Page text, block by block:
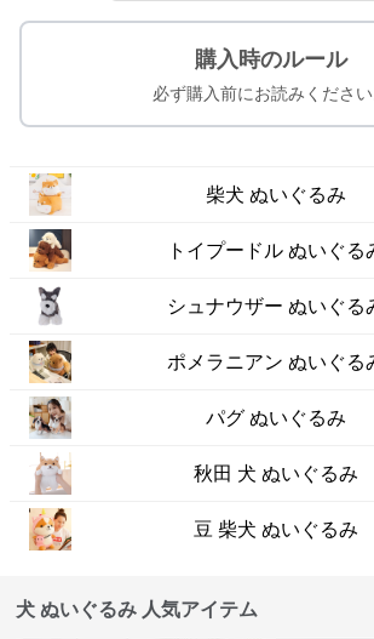
購入時のルール
必ず購入前にお読みください
柴犬 ぬいぐるみ
トイプードル ぬいぐる
シュナウザー ぬいぐる
ポメラニアン ぬいぐる
パグ ぬいぐるみ
秋田 犬 ぬいぐるみ
豆 柴犬 ぬいぐるみ
犬 ぬいぐるみ 人気アイテム